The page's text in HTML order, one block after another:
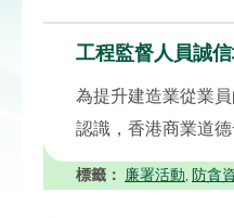
工程監督人員誠
為提升建造業從業
認識，香港商業道
標籤： 廉署活動, 防貪